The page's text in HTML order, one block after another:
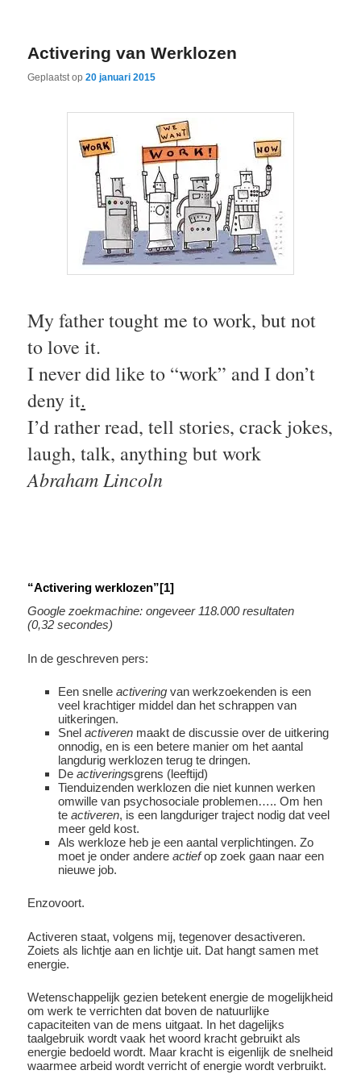
Activering van Werklozen
Geplaatst op20 januari 2015
My father tought me to work, but not
to love it.
I never did like to “work” and I don’t
deny it.
I’d rather read, tell stories, crack jokes,
laugh, talk, anything but work
Abraham Lincoln
“Activering werklozen”[1]
Google zoekmachine: ongeveer 118.000 resultaten
(0,32 secondes)
In de geschreven pers:
Een snelle activeringvan werkzoekenden is een
veel krachtiger middel dan het schrappen van
uitkeringen.
Snel activerenmaakt de discussie over de uitkering
onnodig, en is een betere manier om het aantal
langdurig werklozen terug te dringen.
De activeringsgrens (leeftijd)
Tienduizenden werklozen die niet kunnen werken
omwille van psychosociale problemen….. Om hen
te activeren, is een langduriger traject nodig dat veel
meer geld kost.
Als werkloze heb je een aantal verplichtingen. Zo
moet je onder andere actiefop zoek gaan naar een
nieuwe job.
Enzovoort.
Activeren staat, volgens mij, tegenover desactiveren.
Zoiets als lichtje aan en lichtje uit. Dat hangt samen met
energie.
Wetenschappelijk gezien betekent energie de mogelijkheid
om werk te verrichten dat boven de natuurlijke
capaciteiten van de mens uitgaat. In het dagelijks
taalgebruik wordt vaak het woord kracht gebruikt als
energie bedoeld wordt. Maar kracht is eigenlijk de snelheid
waarmee arbeid wordt verricht of energie wordt verbruikt.